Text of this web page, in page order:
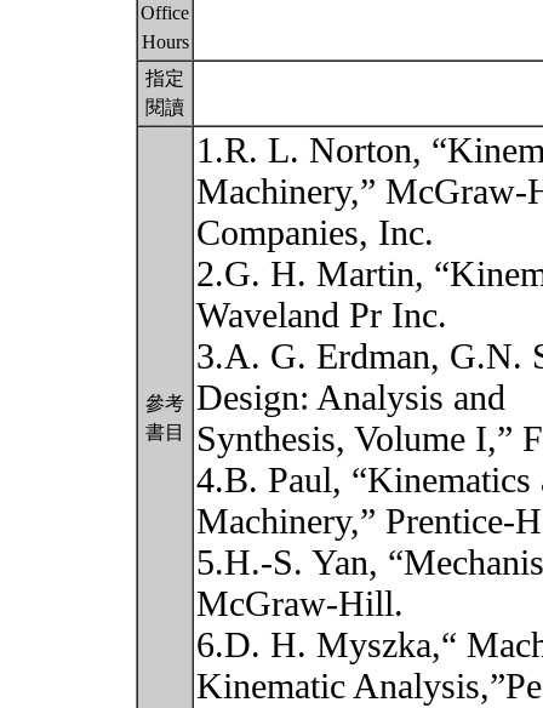
Office
Hours
指定
閱讀
參考
書目
1.R. L. Norton,
Machinery,”
Companies, Inc.
2.G. H. Martin,
Waveland Pr Inc.
3.A. G. Erdman, G.N.
Design: Analysis and
Synthesis, Volume I,”
4.B. Paul,
Machinery,” Prentice-
5.H.-S. Yan,
McGraw-Hill.
6.D. H. Myszka,“
Kinematic